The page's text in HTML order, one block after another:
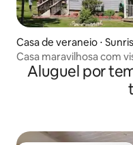
Casa de veraneio ⋅
Casa maravilhosa com
Aluguel por